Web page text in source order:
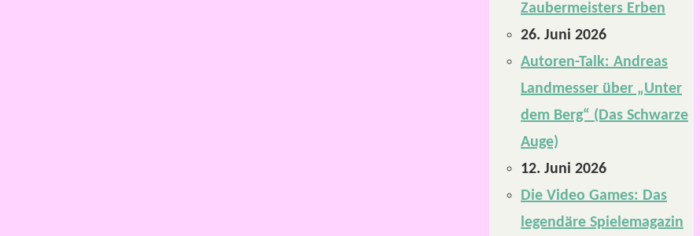
Zaubermeisters Erben
26. Juni 2026
Autoren-Talk: Andreas
Landmesser über „Unter
dem Berg“ (Das Schwarze
Auge)
12. Juni 2026
Die Video Games: Das
legendäre Spielemagazin